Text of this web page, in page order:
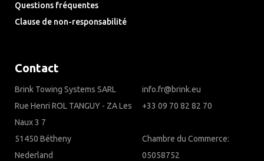
Questions fréquentes
Clause de non-responsabilité
Contact
Brink Towing Systems SARL
Rue Henri ROL TANGUY - ZA Les
Naux 3 7
51450 Bétheny
Nederland
info.fr@brink.eu
+33 09 70 82 82 70
Chambre du Commerce:
05058752